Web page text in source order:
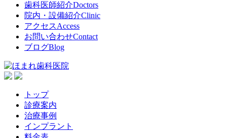
歯科医師紹介Doctors
院内・設備紹介Clinic
アクセスAccess
お問い合わせContact
ブログBlog
トップ
診療案内
治療事例
インプラント